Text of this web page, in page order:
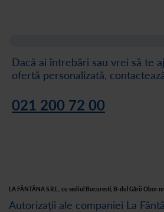
Dacă ai întrebări sau vrei să te
ofertă personalizată,
021 200 72 00
LA FÂNTÂNA S.R.L., cu sediul Bucuresti, B-dul Gării
Autorizații ale companiei La